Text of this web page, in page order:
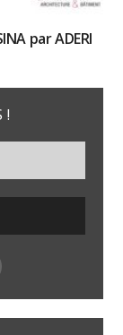
par ADERI
!